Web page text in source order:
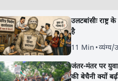
तो हम
बिहार में 'विकास' के लिए
तरसते बेक़रार टिकटार्थी!
उलटबांसीः राष्ट्र
है
11 Min •व्यंग्य/
जंतर-मंतर पर
की बेचैनी क्यों